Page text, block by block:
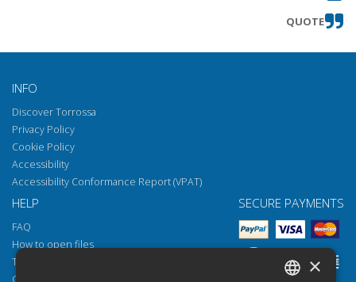
QUOTE
INFO
Discover Torrossa
Privacy Policy
Cookie Policy
Accessibility
Accessibility Conformance Report (VPAT)
HELP
FAQ
How to open files
Torrossa Reader
SECURE PAYMENTS
×